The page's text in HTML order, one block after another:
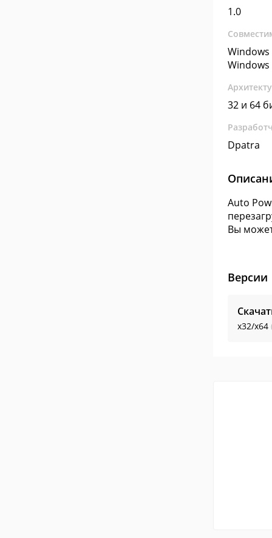
1.0
Windows
Windows
32 и 64
Dpatra
Auto
Вы
Версии
x32/x64